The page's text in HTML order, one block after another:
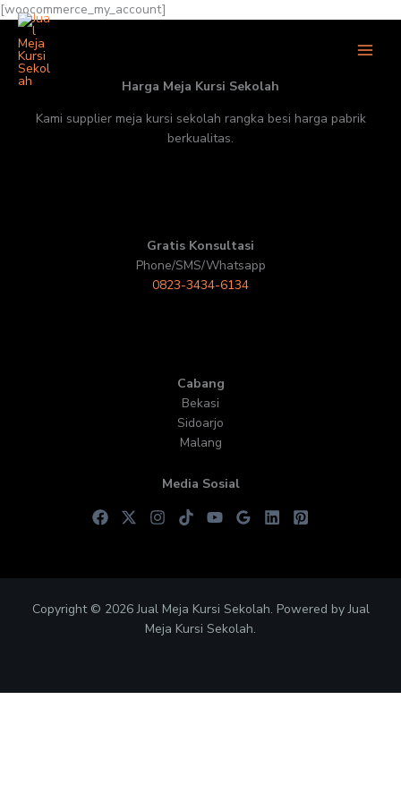
Skip
content
[woocommerce_my_account]
Harga Meja Kursi Sekolah
Kami supplier meja kursi sekolah rangka besi harga pabrik
berkualitas.
Gratis Konsultasi
Phone/SMS/Whatsapp
0823-3434-6134
Cabang
Bekasi
Sidoarjo
Malang
Media Sosial
Copyright © 2026 Jual Meja Kursi Sekolah. Powered by Jual
Meja Kursi Sekolah.